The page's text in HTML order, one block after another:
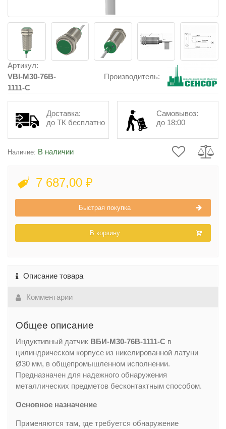
Артикул:
VBI-M30-76B-
1111-C
Производитель:
Доставка:
до ТК бесплатно
Самовывоз:
до 18:00
Наличие: В наличии
7 687,00 ₽
Быстрая покупка
В корзину
Описание товара
Комментарии
Общее описание
Индуктивный датчик ВБИ-М30-76В-1111-С в
цилиндрическом корпусе из никелированной латуни
Ø30 мм, в общепромышленном исполнении.
Предназначен для надежного обнаружения
металлических предметов бесконтактным способом.
Основное назначение
Применяются там, где требуется обнаружение